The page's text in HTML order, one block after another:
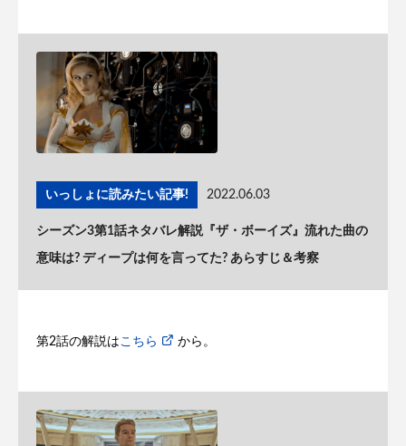
いっしょに読みたい記事! 2022.06.03
シーズン3第1話ネタバレ解説『ザ・ボーイズ』流れた曲の
意味は? ディープは何を言ってた? あらすじ＆考察
第2話の解説はこちら から。